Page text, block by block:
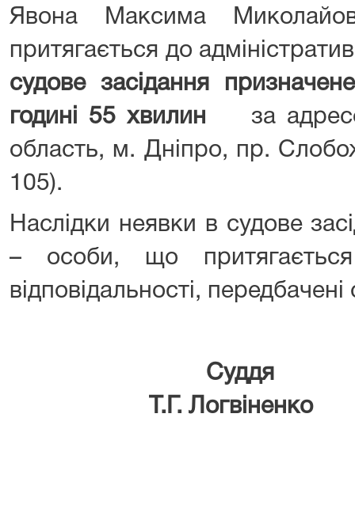
Явона Максима
притягається до
судове засідання
годині 55 хвилин
за
область, м. Дніпро, пр.
105).
Наслідки неявки в судове
– особи, що притягається
відповідальності,
Т.Г. Логвіненко